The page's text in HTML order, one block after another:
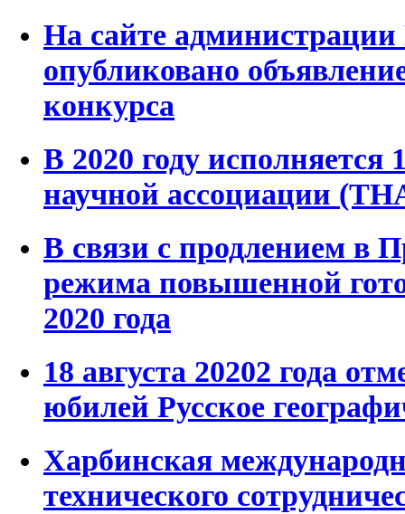
На сайте
опубликовано
конкурса
В 2020 году исполняется
научной ассоциации
В связи с продлением в
режима повышенной
2020 года
18 августа 20202 года
юбилей Русское
Харбинская
технического